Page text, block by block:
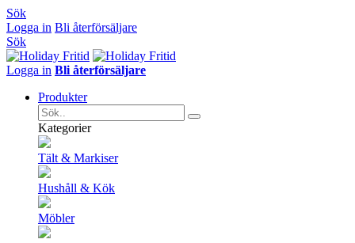
Sök
Logga in Bli återförsäljare
Sök
Logga in Bli återförsäljare
Produkter
Kategorier
Tält & Markiser
Hushåll & Kök
Möbler